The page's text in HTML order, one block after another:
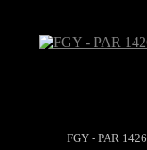
FGY - PAR 1426